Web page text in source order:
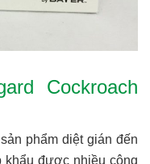
Cockroach
phẩm diệt gián đến
khẩu được nhiều công